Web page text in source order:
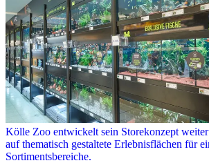
Kölle Zoo entwickelt sein Storekonzept
auf thematisch gestaltete Erlebnisflächen für
Sortimentsbereiche.